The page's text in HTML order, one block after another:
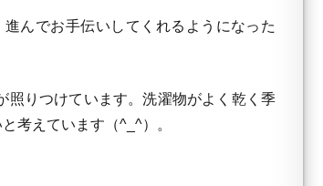
んでお手伝いしてくれるようになった
りつけています。洗濯物がよく乾く季
考えています（^_^）。